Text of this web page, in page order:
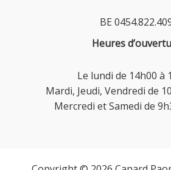
BE
Heures
Le lundi de 14h00 à
Mardi, Jeudi, Vendredi de
Mercredi et Samedi de